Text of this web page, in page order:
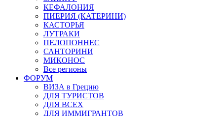
КЕФАЛОНИЯ
ПИЕРИЯ (КАТЕРИНИ)
КАСТОРЬЯ
ЛУТРАКИ
ПЕЛОПОННЕС
САНТОРИНИ
МИКОНОС
Все регионы
ФОРУМ
ВИЗА в Грецию
ДЛЯ ТУРИСТОВ
ДЛЯ ВСЕХ
ДЛЯ ИММИГРАНТОВ